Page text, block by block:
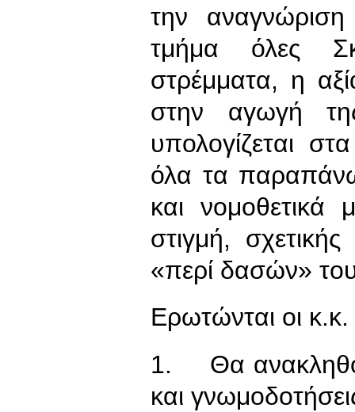
την
τμήμα όλες
στρέμματα, η
στην αγωγή
υπολογίζεται
όλα τα
και
στιγμή,
«περί δασών»
Ερωτώνται οι
1. Θα
και